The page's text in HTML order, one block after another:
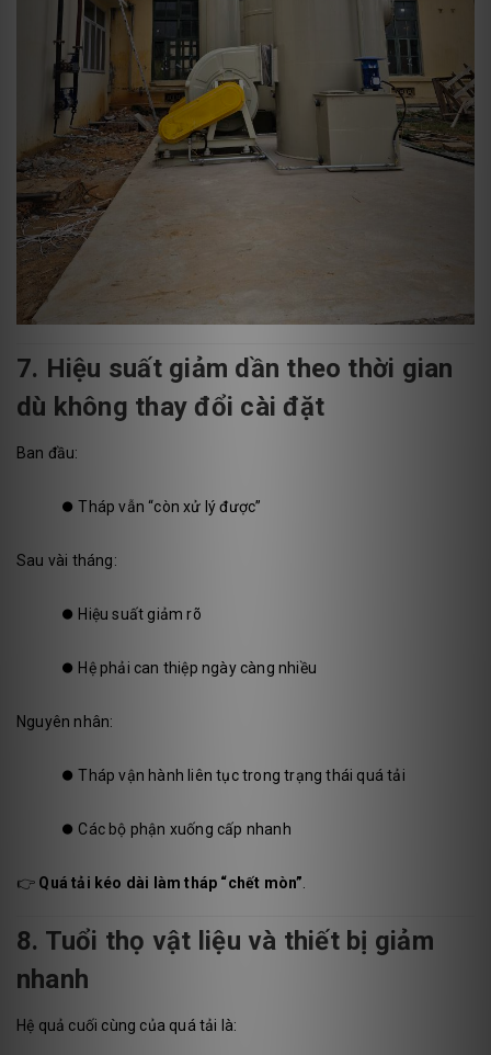
7. Hiệu suất giảm dần theo thời gian
dù không thay đổi cài đặt
Ban đầu:
⏺️Tháp vẫn “còn xử lý được”
Sau vài tháng:
⏺️ Hiệu suất giảm rõ
⏺️ Hệ phải can thiệp ngày càng nhiều
Nguyên nhân:
⏺️Tháp vận hành liên tục trong trạng thái quá tải
⏺️ Các bộ phận xuống cấp nhanh
👉 Quá tải kéo dài làm tháp “chết mòn”
8. Tuổi thọ vật liệu và thiết bị giảm
nhanh
Hệ quả cuối cùng của quá tải là: